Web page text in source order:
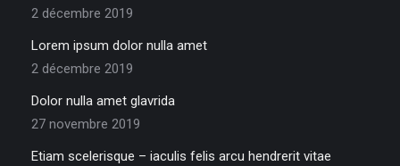
2 décembre 2019
Lorem ipsum dolor nulla amet
2 décembre 2019
Dolor nulla amet glavrida
27 novembre 2019
Etiam scelerisque – iaculis felis arcu hendrerit vitae